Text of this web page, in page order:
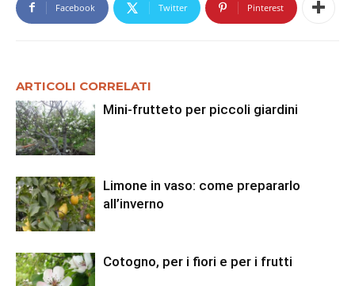
Facebook Twitter Pinterest
ARTICOLI CORRELATI
Mini-frutteto per piccoli giardini
Limone in vaso: come prepararlo
all’inverno
Cotogno, per i fiori e per i frutti